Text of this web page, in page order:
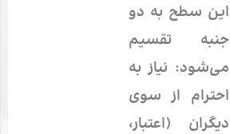
این سطح به دو
جنبه تقسیم
می‌شود: نیاز به
احترام از سوی
دیگران (اعتبار،